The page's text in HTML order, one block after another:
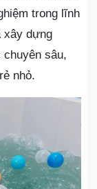
trong lĩnh
xây dựng
sâu,
nhỏ.